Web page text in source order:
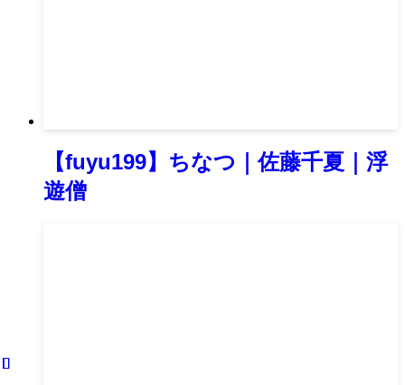
【fuyu199】ちなつ｜佐藤千夏｜浮
遊僧